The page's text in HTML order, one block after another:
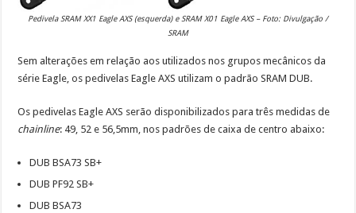
Pedivela SRAM XX1 Eagle AXS (esquerda) e SRAM X01 Eagle AXS – Foto: Divulgação /
SRAM
Sem alterações em relação aos utilizados nos grupos mecânicos da
série Eagle, os pedivelas Eagle AXS utilizam o padrão SRAM DUB.
Os pedivelas Eagle AXS serão disponibilizados para três medidas de
chainline: 49, 52 e 56,5mm, nos padrões de caixa de centro abaixo:
DUB BSA73 SB+
DUB PF92 SB+
DUB BSA73